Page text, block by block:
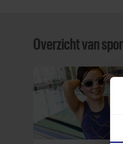
Overzicht van